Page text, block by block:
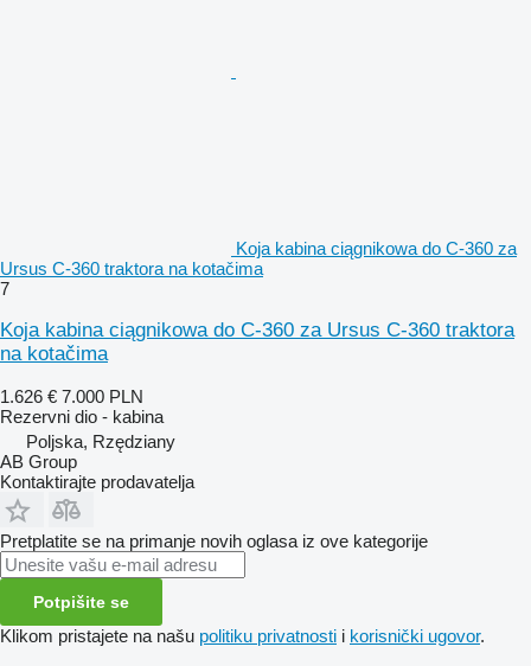
Koja kabina ciągnikowa do C-360 za
Ursus C-360 traktora na kotačima
7
Koja kabina ciągnikowa do C-360 za Ursus C-360 traktora
na kotačima
1.626 € 7.000 PLN
Rezervni dio - kabina
Poljska, Rzędziany
AB Group
Kontaktirajte prodavatelja
Pretplatite se na primanje novih oglasa iz ove kategorije
Potpišite se
Klikom pristajete na našu politiku privatnosti i korisnički ugovor.